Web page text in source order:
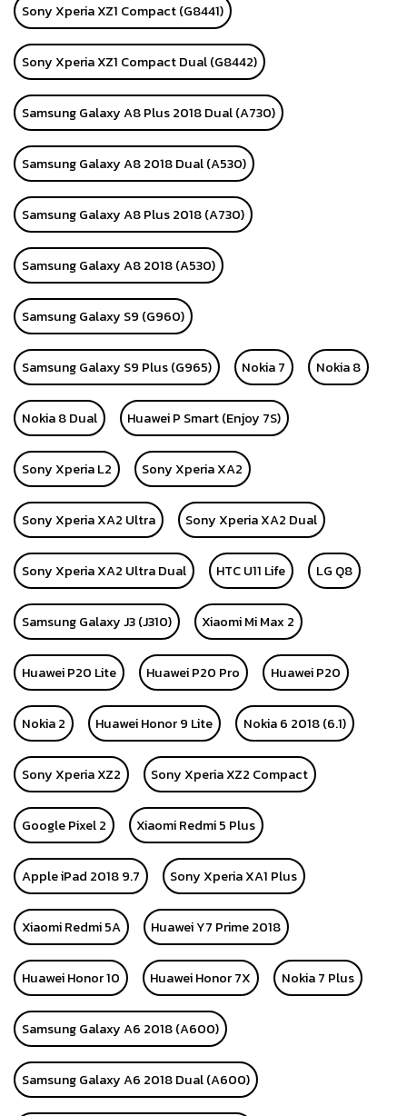
Sony Xperia XZ1 Compact (G8441)
Sony Xperia XZ1 Compact Dual (G8442)
Samsung Galaxy A8 Plus 2018 Dual (A730)
Samsung Galaxy A8 2018 Dual (A530)
Samsung Galaxy A8 Plus 2018 (A730)
Samsung Galaxy A8 2018 (A530)
Samsung Galaxy S9 (G960)
Samsung Galaxy S9 Plus (G965) Nokia 7 Nokia 8
Nokia 8 Dual Huawei P Smart (Enjoy 7S)
Sony Xperia L2 Sony Xperia XA2
Sony Xperia XA2 Ultra Sony Xperia XA2 Dual
Sony Xperia XA2 Ultra Dual HTC U11 Life LG Q8
Samsung Galaxy J3 (J310) Xiaomi Mi Max 2
Huawei P20 Lite Huawei P20 Pro Huawei P20
Nokia 2 Huawei Honor 9 Lite Nokia 6 2018 (6.1)
Sony Xperia XZ2 Sony Xperia XZ2 Compact
Google Pixel 2 Xiaomi Redmi 5 Plus
Apple iPad 2018 9.7 Sony Xperia XA1 Plus
Xiaomi Redmi 5A Huawei Y7 Prime 2018
Huawei Honor 10 Huawei Honor 7X Nokia 7 Plus
Samsung Galaxy A6 2018 (A600)
Samsung Galaxy A6 2018 Dual (A600)